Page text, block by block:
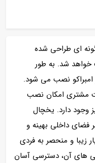
ای طراحی شده
شد. به طور
نصب می شود.
مشتری امکان نصب
وجود دارد. یخچال
فضای داخلی بهینه و
زیبا و منحصر به فردی
های آن، دسترسی آسان